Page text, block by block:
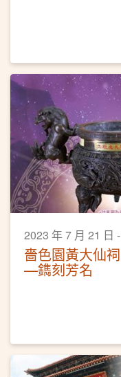
2023 年 7 月 21 日
嗇色園黃大仙
—鐫刻芳名